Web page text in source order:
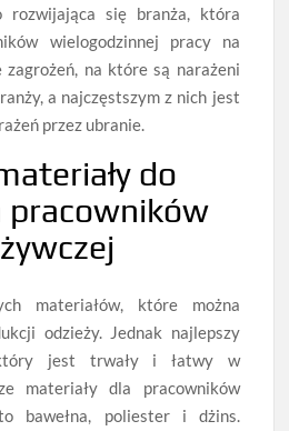
rozwijająca się branża, która
wielogodzinnej pracy na
zagrożeń, na które są narażeni
a najczęstszym z nich jest
przez ubranie.
do
pracowników
materiałów, które można
odzieży. Jednak najlepszy
jest trwały i łatwy w
materiały dla pracowników
bawełna, poliester i dżins.